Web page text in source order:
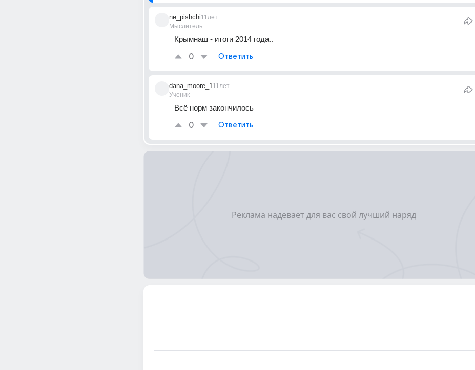
ne_pishchi
Мыслитель
11лет
Крымнаш - итоги 2014 года..
0 Ответить
dana_moore_1
Ученик
11лет
Всё норм закончилось
0 Ответить